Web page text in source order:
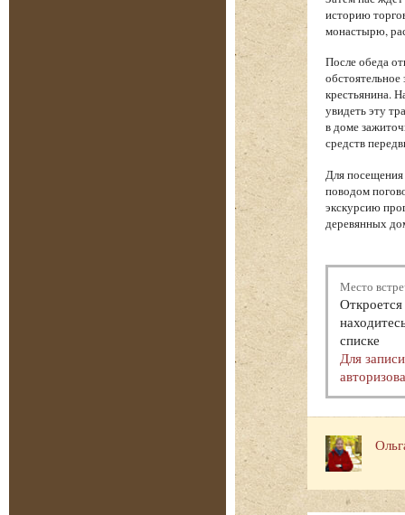
историю
монастырю,
После обеда
крестьянина.
увидеть эту
в доме
средств
Для посещения
поводом
экскурсию
деревянных
Место
списке
Для